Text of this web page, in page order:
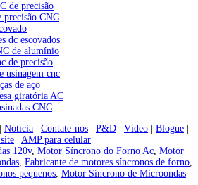
de precisão
precisão CNC
dc escovados
de alumínio
de precisão
usinagem cnc
de aço
giratória AC
CNC
Notícia Contate-nos P&D Vídeo Blogue
AMP para celular
120v, Motor Síncrono do Forno Ac, Motor
, Fabricante de motores síncronos de forno,
pequenos, Motor Síncrono de Microondas